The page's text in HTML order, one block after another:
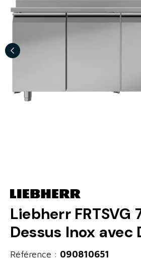
Liebherr FRTSVG
Dessus Inox avec
Référence : 090810651